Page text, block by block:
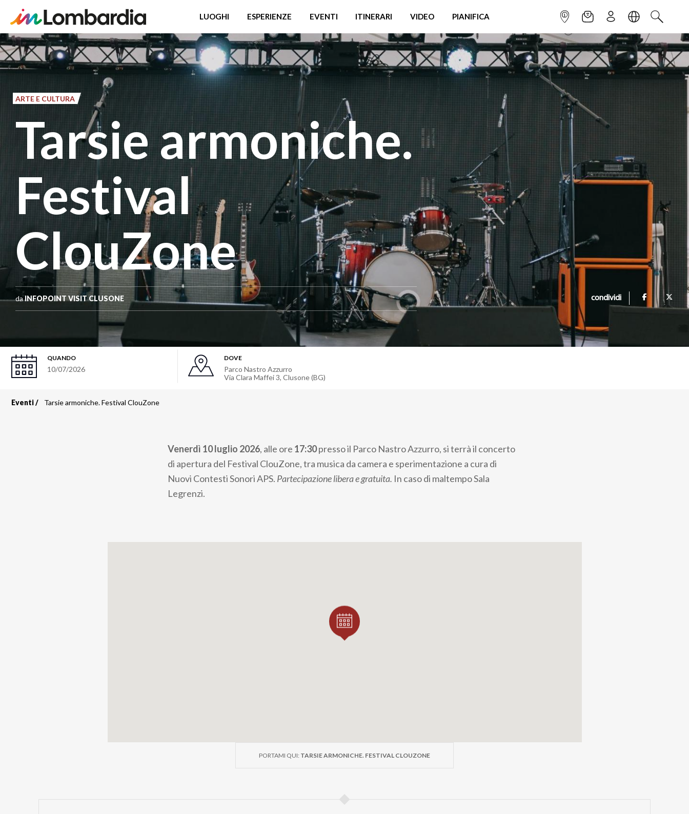
Salta
al
contenuto
LUOGHI ESPERIENZE EVENTI ITINERARI VIDEO PIANIFICA INFOPOINTNEWSLETTER
ISCRIVITILINGUACERCA
ARTE E CULTURA
Tarsie armoniche.
Festival
ClouZone
daINFOPOINT VISIT CLUSONE condividi
QUANDO
10/07/2026
DOVE
Parco Nastro Azzurro
Via Clara Maffei 3, Clusone (BG)
Eventi Tarsie armoniche. Festival ClouZone
Venerdì 10 luglio 2026, alle ore 17:30presso il Parco Nastro Azzurro, si terrà il concerto
di apertura del Festival ClouZone, tra musica da camera e sperimentazione a cura di
Nuovi Contesti Sonori APS. Partecipazione libera e gratuita. In caso di maltempo Sala
Legrenzi.
PORTAMI QUI: TARSIE ARMONICHE. FESTIVAL CLOUZONE